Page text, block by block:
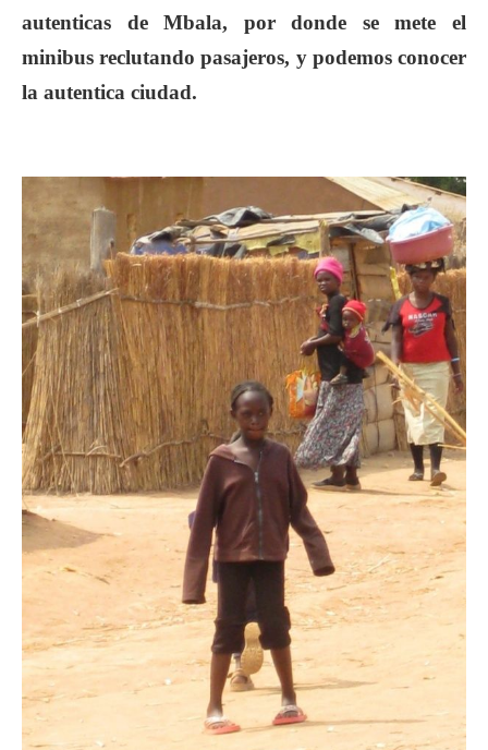
autenticas de Mbala, por donde se mete el
minibus reclutando pasajeros, y podemos conocer
la autentica ciudad.